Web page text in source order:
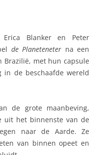
Erica Blanker en Peter
de Planeteneter na een
Brazilië, met hun capsule
de beschaafde wereld
de grote maanbeving,
uit het binnenste van de
naar de Aarde. Ze
van binnen opeet en